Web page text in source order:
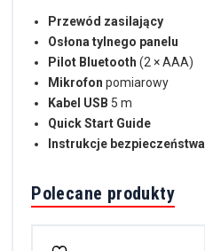
Przewód zasilający
Osłona tylnego panelu
Pilot Bluetooth (2 × AAA)
Mikrofon pomiarowy
Kabel USB 5 m
Quick Start Guide
Instrukcje bezpieczeństwa
Polecane produkty